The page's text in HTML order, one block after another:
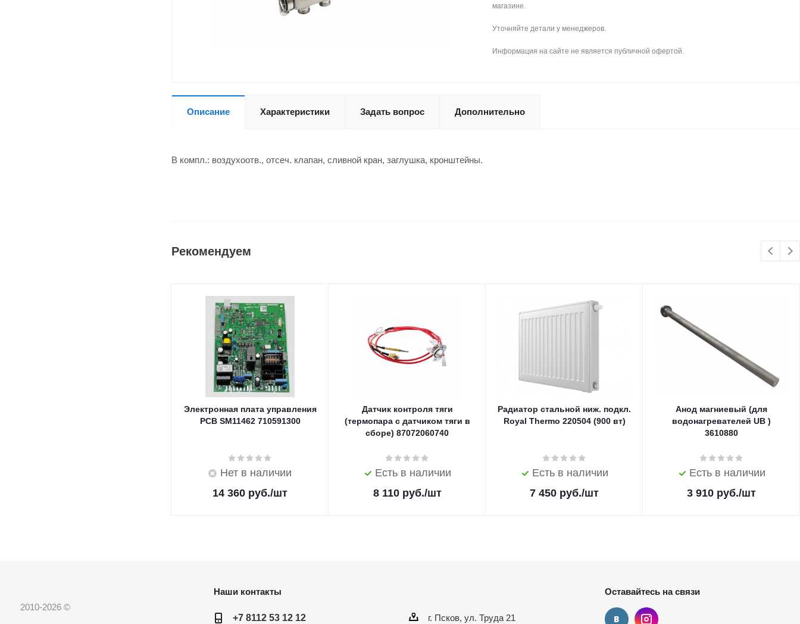
магазине.
Уточняйте детали у менеджеров.
Информация на сайте не является публичной офертой.
Описание Характеристики Задать вопрос Дополнительно
В компл.: воздухоотв., отсеч. клапан, сливной кран, заглушка, кронштейны.
Рекомендуем
Электронная плата управления
PCB SM11462 710591300
Нет в наличии
14 360 руб./шт
Датчик контроля тяги
(термопара с датчиком тяги в
сборе) 87072060740
Есть в наличии
8 110руб./шт
Радиатор стальной ниж. подкл.
Royal Thermo 220504 (900 вт)
Есть в наличии
7 450 руб./шт
Анод магниевый (для
водонагревателей UB )
3610880
Есть в наличии
3 910 руб./шт
2010-2026 ©
Наши контакты
+7 8112 53 12 12 г. Псков, ул. Труда 21
Оставайтесь на связи